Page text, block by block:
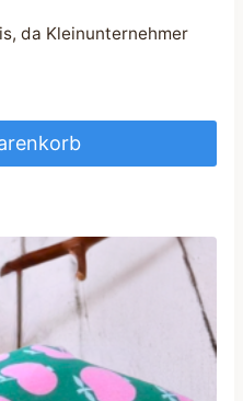
da Kleinunternehmer